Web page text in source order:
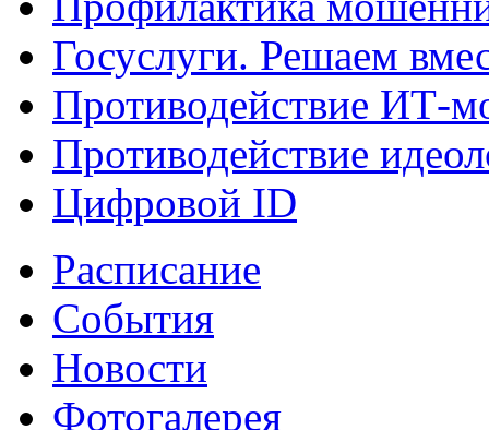
Госуслуги. Решаем
Противодействие ИТ-
Противодействие
Цифровой ID
Расписание
События
Новости
Фотогалерея